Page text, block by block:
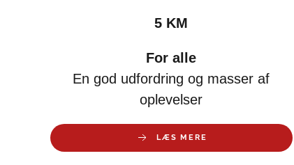
5 KM
For alle
En god udfordring og masser af
oplevelser
LÆS MERE